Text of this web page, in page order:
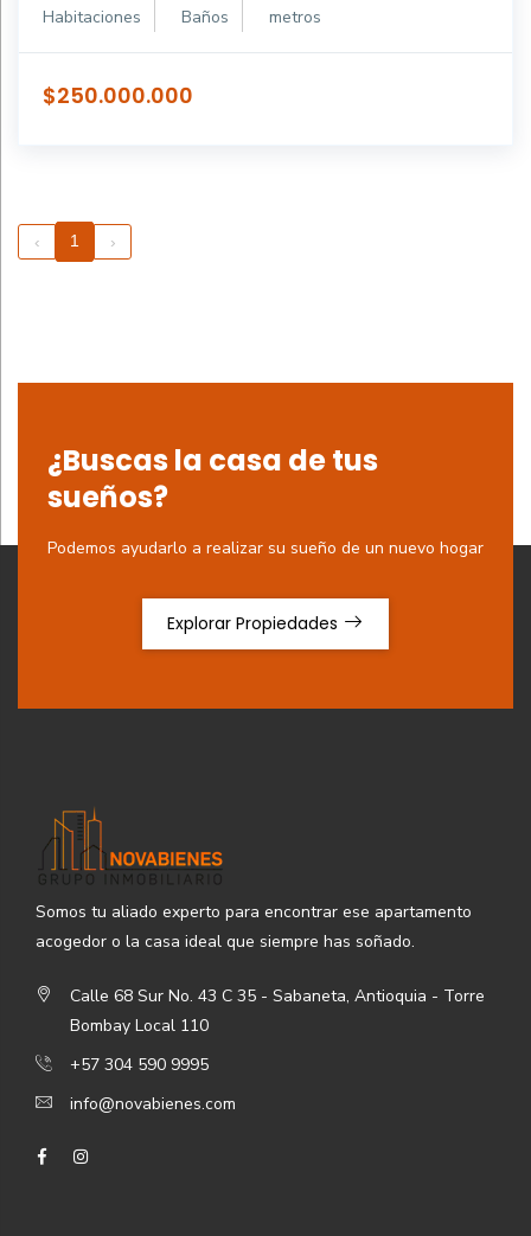
Habitaciones
Baños
metros
$250.000.000
‹ 1 ›
¿Buscas la casa de tus
sueños?
Podemos ayudarlo a realizar su sueño de un nuevo hogar
Explorar Propiedades
Somos tu aliado experto para encontrar ese apartamento
acogedor o la casa ideal que siempre has soñado.
Calle 68 Sur No. 43 C 35 - Sabaneta, Antioquia - Torre
Bombay Local 110
+57 304 590 9995
info@novabienes.com